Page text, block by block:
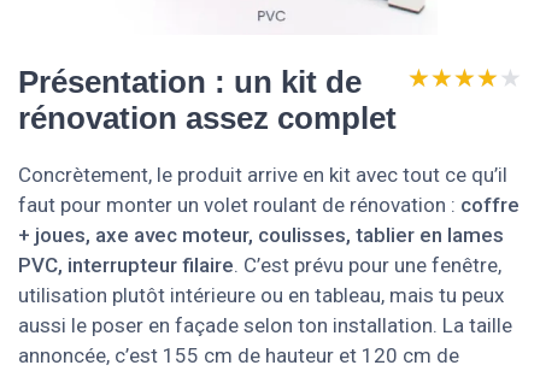
Présentation : un kit de
rénovation assez complet
★★★★★
★★★★★
Concrètement, le produit arrive en kit avec tout ce qu’il
faut pour monter un volet roulant de rénovation : coffre
+ joues, axe avec moteur, coulisses, tablier en lames
PVC, interrupteur filaire. C’est prévu pour une fenêtre,
utilisation plutôt intérieure ou en tableau, mais tu peux
aussi le poser en façade selon ton installation. La taille
annoncée, c’est 155 cm de hauteur et 120 cm de